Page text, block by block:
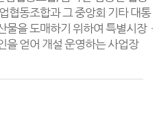
협동조합과 그 중앙회 기타 대통
물을 도매하기 위하여 특별시장ㆍ
을 얻어 개설 운영하는 사업장